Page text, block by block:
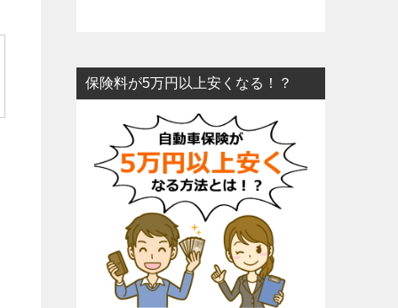
保険料が5万円以上安くなる！？